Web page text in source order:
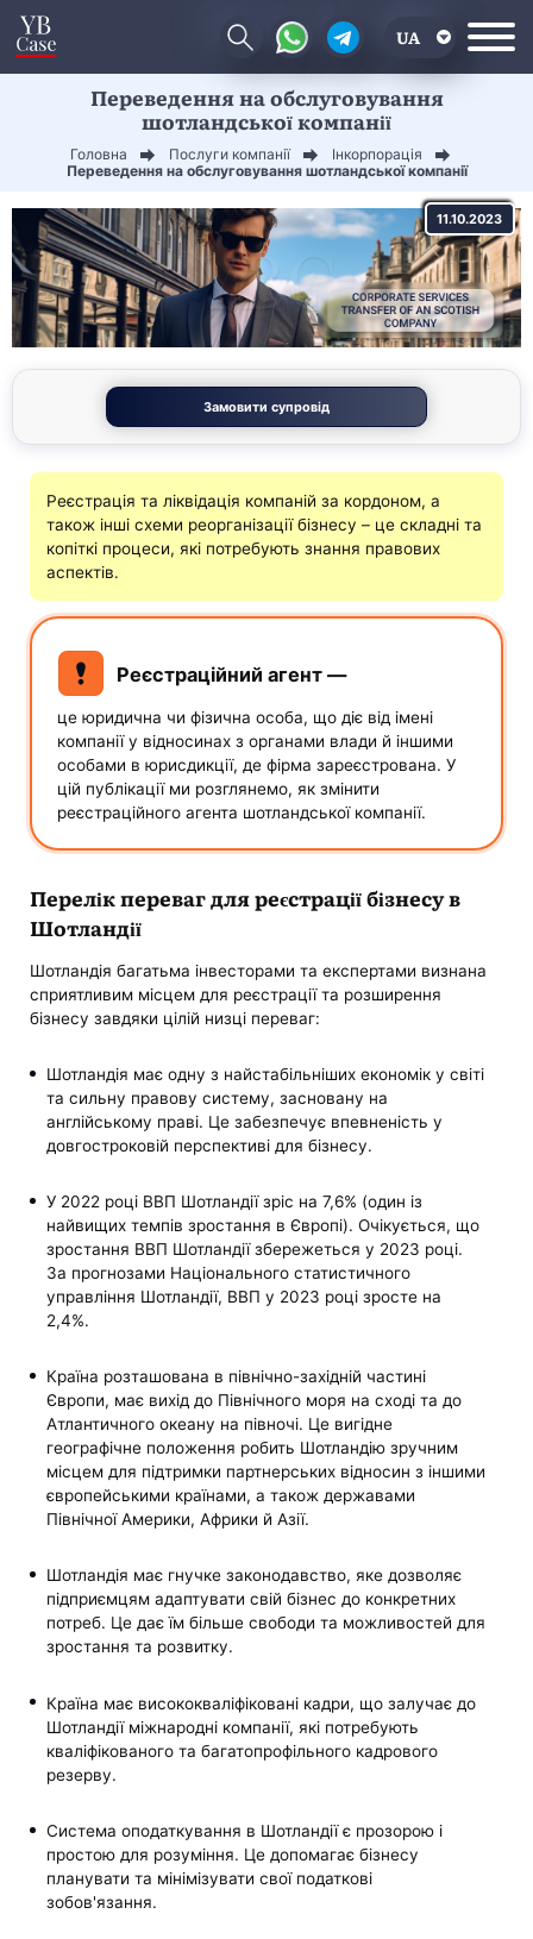
UA
Переведення на обслуговування
шотландської компанії
Головна Послуги компанії
Інкорпорація
Переведення на обслуговування шотландської компанії
11.10.2023
Замовити супровід
Реєстрація та ліквідація компаній за кордоном, а
також інші схеми реорганізації бізнесу – це складні та
копіткі процеси, які потребують знання правових
аспектів.
Реєстраційний агент —
це юридична чи фізична особа, що діє від імені
компанії у відносинах з органами влади й іншими
особами в юрисдикції, де фірма зареєстрована. У
цій публікації ми розглянемо, як змінити
реєстраційного агента шотландської компанії.
Перелік переваг для реєстрації бізнесу в
Шотландії
Шотландія багатьма інвесторами та експертами визнана
сприятливим місцем для реєстрації та розширення
бізнесу завдяки цілій низці переваг:
Шотландія має одну з найстабільніших економік у світі
та сильну правову систему, засновану на
англійському праві. Це забезпечує впевненість у
довгостроковій перспективі для бізнесу.
У 2022 році ВВП Шотландії зріс на 7,6% (один із
найвищих темпів зростання в Європі). Очікується, що
зростання ВВП Шотландії збережеться у 2023 році.
За прогнозами Національного статистичного
управління Шотландії, ВВП у 2023 році зросте на
2,4%.
Країна розташована в північно-західній частині
Європи, має вихід до Північного моря на сході та до
Атлантичного океану на півночі. Це вигідне
географічне положення робить Шотландію зручним
місцем для підтримки партнерських відносин з іншими
європейськими країнами, а також державами
Північної Америки, Африки й Азії.
Шотландія має гнучке законодавство, яке дозволяє
підприємцям адаптувати свій бізнес до конкретних
потреб. Це дає їм більше свободи та можливостей для
зростання та розвитку.
Країна має висококваліфіковані кадри, що залучає до
Шотландії міжнародні компанії, які потребують
кваліфікованого та багатопрофільного кадрового
резерву.
Система оподаткування в Шотландії є прозорою і
простою для розуміння. Це допомагає бізнесу
планувати та мінімізувати свої податкові
зобов'язання.